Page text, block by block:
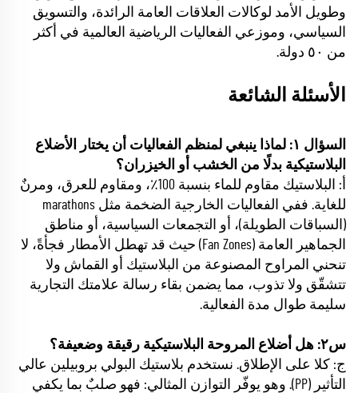
وطويل الأمد لوكالات العلاقات العامة الرائدة، والتسويق
السياسي، وموزعي الفعاليات الرياضية العالمية في أكثر
من ٥٠ دولة.
الأسئلة الشائعة
السؤال ١: لماذا ينبغي لمنظم الفعاليات أن يختار الأضلاع
البلاستيكية بدلًا من الخشب أو الخيزران؟
أ: البلاستيك مقاوم للماء بنسبة 100٪، ومقاوم للعرق، ومرنٌ
للغاية. ففي الفعاليات الخارجية الضخمة مثل marathons
(السباقات الطويلة)، أو التجمعات السياسية، أو مناطق
الجماهير العامة (Fan Zones) حيث قد تهطل الأمطار فجأةً، لا
تنحني المراوح المصنوعة من البلاستيك أو القماش ولا
تتشقّق ولا تذوب، مما يضمن بقاء رسالة علامتك التجارية
سليمة طوال مدة الفعالية.
س٢: هل أضلاع المروحة البلاستيكية رقيقة وضعيفة؟
ج: كلا على الإطلاق. نستخدم بلاستيك البولي بروبيلين عالي
التأثير (PP). وهو يوفّر التوازن المثالي: فهو صلبٌ بما يكفي